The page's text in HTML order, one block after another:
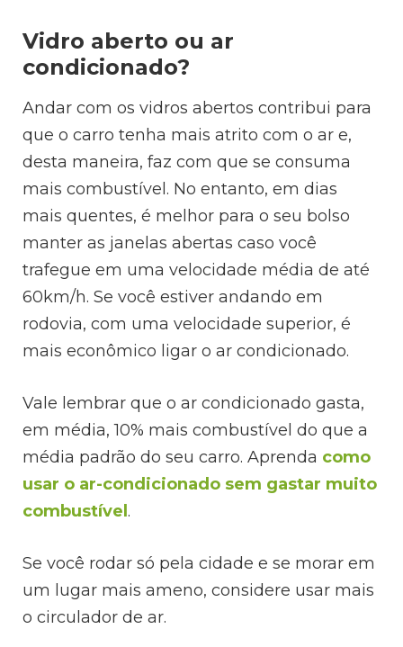
Vidro aberto ou ar
condicionado?
Andar com os vidros abertos contribui para
que o carro tenha mais atrito com o ar e,
desta maneira, faz com que se consuma
mais combustível. No entanto, em dias
mais quentes, é melhor para o seu bolso
manter as janelas abertas caso você
trafegue em uma velocidade média de até
60km/h. Se você estiver andando em
rodovia, com uma velocidade superior, é
mais econômico ligar o ar condicionado.
Vale lembrar que o ar condicionado gasta,
em média, 10% mais combustível do que a
média padrão do seu carro. Aprenda como
usar o ar-condicionado sem gastar muito
combustível .
Se você rodar só pela cidade e se morar em
um lugar mais ameno, considere usar mais
o circulador de ar.